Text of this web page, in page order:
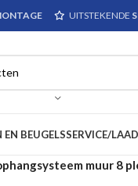
UITSTEKENDE
EN BEUGELSSERVICE/
muur 8